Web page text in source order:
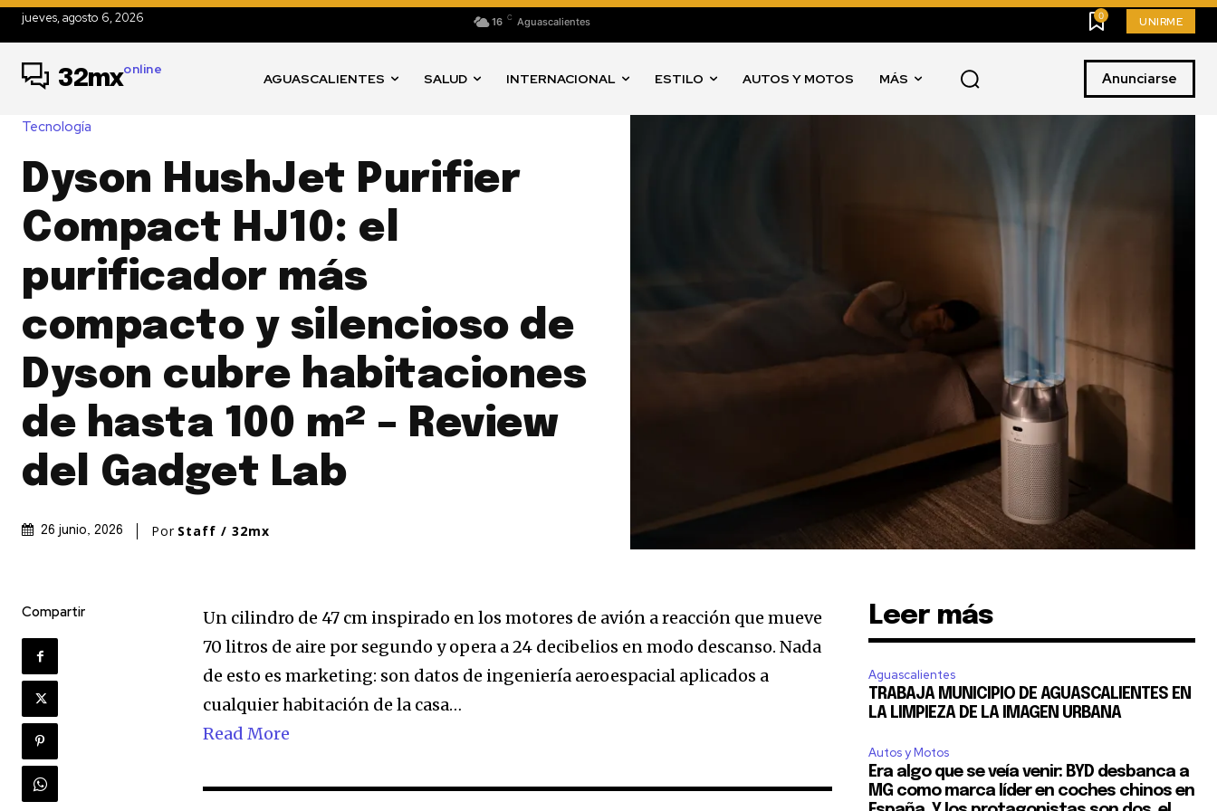
Únete a nuestra
comunidad de
Para suscribirte, solo escribe tu dirección de correo eletrónico y da
click en el botón de "suscribir". No te preocupes, respetamos tu
privacidad y no enviaremos correo basura a tu INBOX. Tu información
SUSCRIBIR
Acepto laPolítica de Privacidad
16 C Aguascalientes
jueves, agosto 6, 2026 0 UNIRME
32mxonline
AGUASCALIENTES SALUD INTERNACIONAL ESTILO AUTOS Y MOTOS MÁS Anunciarse
Tecnología
Dyson HushJet Purifier
Compact HJ10: el
purificador más
compacto y silencioso de
Dyson cubre habitaciones
de hasta 100 m² – Review
del Gadget Lab
26 junio, 2026 Por Staff / 32mx
Compartir
Un cilindro de 47 cm inspirado en los motores de avión a reacción que mueve
70 litros de aire por segundo y opera a 24 decibelios en modo descanso. Nada
de esto es marketing: son datos de ingeniería aeroespacial aplicados a
cualquier habitación de la casa…
Read More
Leer más
Aguascalientes
TRABAJA MUNICIPIO DE AGUASCALIENTES EN
LA LIMPIEZA DE LA IMAGEN URBANA
Autos y Motos
Era algo que se veía venir: BYD desbanca a
MG como marca líder en coches chinos en